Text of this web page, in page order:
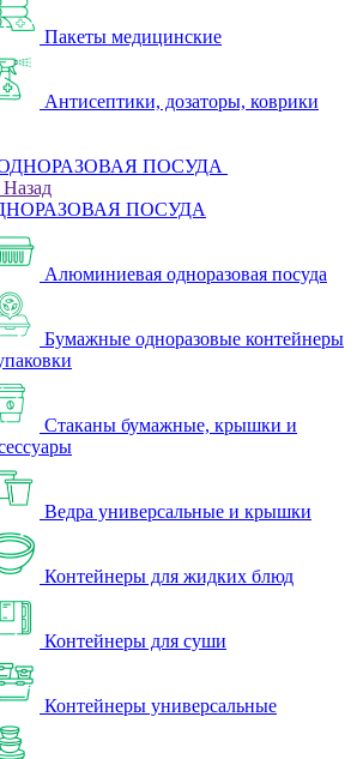
Пакеты медицинские
Антисептики, дозаторы, коврики
ПОСУДА
Назад
ПОСУДА
Алюминиевая одноразовая посуда
Бумажные одноразовые контейнеры
Стаканы бумажные, крышки и
Ведра универсальные и крышки
Контейнеры для жидких блюд
Контейнеры для суши
Контейнеры универсальные